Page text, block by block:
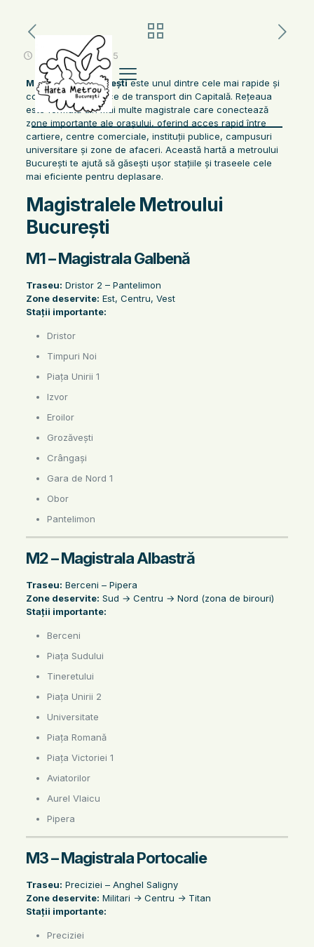
noiembrie 13, 2025
Metroul din Bucureștieste unul dintre cele mai rapide și
convenabile mijloace de transport din Capitală. Rețeaua
este formată din mai multe magistrale care conectează
zone importante ale orașului, oferind acces rapid între
cartiere, centre comerciale, instituții publice, campusuri
universitare și zone de afaceri. Această hartă a metroului
București te ajută să găsești ușor stațiile și traseele cele
mai eficiente pentru deplasare.
Magistralele Metroului
București
M1 – Magistrala Galbenă
Traseu: Dristor 2 – Pantelimon
Zone deservite: Est, Centru, Vest
Stații importante:
Dristor
Timpuri Noi
Piața Unirii 1
Izvor
Eroilor
Grozăvești
Crângași
Gara de Nord 1
Obor
Pantelimon
M2 – Magistrala Albastră
Traseu: Berceni – Pipera
Zone deservite: Sud → Centru → Nord (zona de birouri)
Stații importante:
Berceni
Piața Sudului
Tineretului
Piața Unirii 2
Universitate
Piața Romană
Piața Victoriei 1
Aviatorilor
Aurel Vlaicu
Pipera
M3 – Magistrala Portocalie
Traseu: Preciziei – Anghel Saligny
Zone deservite: Militari -> Centru -> Titan
Stații importante:
Preciziei